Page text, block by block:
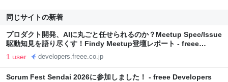
同じサイトの新着
プロダクト開発、AIに丸ごと任せられるのか？Meetup Spec/Issue
駆動知見を語り尽くす！Findy Meetup登壇レポート - freee
Developers Hub
1 user developers.freee.co.jp
Scrum Fest Sendai 2026に参加しました！ - freee Developers